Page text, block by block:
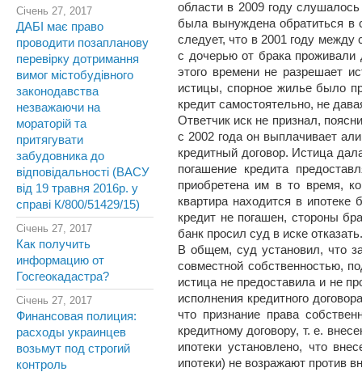
Січень 27, 2017
ДАБІ має право
проводити позапланову
перевірку дотримання
вимог містобудівного
законодавства
незважаючи на
мораторій та
притягувати
забудовника до
відповідальності (ВАСУ
від 19 травня 2016р. у
справі К/800/51429/15)
Січень 27, 2017
Как получить
информацию от
Госгеокадастра?
Січень 27, 2017
Финансовая полиция:
расходы украинцев
возьмут под строгий
контроль
области в 2009 году
была вынуждена обратиться в
следует, что в 2001 году между
с дочерью от брака проживали
этого времени не разрешает
истицы, спорное жилье было
кредит самостоятельно, не
Ответчик иск не признал,
с 2002 года он выплачивает
кредитный договор. Истица
погашение кредита
приобретена им в то время,
квартира находится в
кредит не погашен, стороны
банк просил суд в иске отказать.
В общем, суд установил, что
совместной собственностью,
истица не предоставила и не
исполнения кредитного
что признание права
кредитному договору, т. е.
ипотеки установлено, что
ипотеки) не возражают против